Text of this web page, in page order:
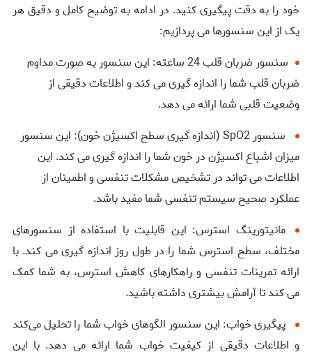
خود را به دقت پیگیری کنید. در ادامه به توضیح کامل و دقیق هر
یک از این سنسورها می ‌پردازیم:
سنسور ضربان قلب 24 ساعته: این سنسور به صورت مداوم
ضربان قلب شما را اندازه ‌گیری می‌ کند و اطلاعات دقیقی از
وضعیت قلبی شما ارائه می ‌دهد.
سنسور SpO2 (اندازه‌ گیری سطح اکسیژن خون): این سنسور
میزان اشباع اکسیژن در خون شما را اندازه‌ گیری می‌ کند. این
اطلاعات می‌ تواند در تشخیص مشکلات تنفسی و اطمینان از
عملکرد صحیح سیستم تنفسی شما مفید باشد.
مانیتورینگ استرس: این قابلیت با استفاده از سنسورهای
مختلف، سطح استرس شما را در طول روز اندازه ‌گیری می‌ کند. با
ارائه تمرینات تنفسی و راهکارهای کاهش استرس، به شما کمک
می‌ کند تا آرامش بیشتری داشته باشید.
پیگیری خواب: این سنسور الگوهای خواب شما را تحلیل می‌کند
و اطلاعات دقیقی از کیفیت خواب شما ارائه می ‌دهد. با این